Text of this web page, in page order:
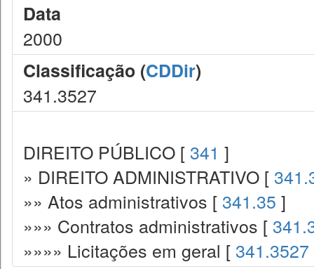
Data
2000
Classificação (CDDir)
341.3527
DIREITO PÚBLICO [ 341 ]
» DIREITO ADMINISTRATIVO [
»» Atos administrativos [ 341.35 ]
»»» Contratos administrativos [
»»»» Licitações em geral [ 341.3527